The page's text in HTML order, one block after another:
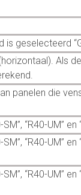
geselecteerd
Als
panelen die
“R40-UM” en
“R40-UM” en
“R40-UM” en